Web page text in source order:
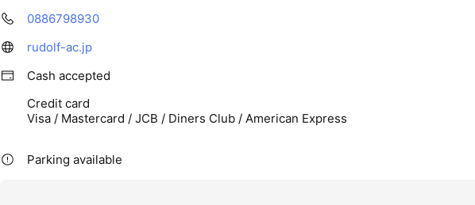
0886798930
rudolf-ac.jp
Cash accepted
Credit card
Visa / Mastercard / JCB / Diners Club / American Express
Parking available